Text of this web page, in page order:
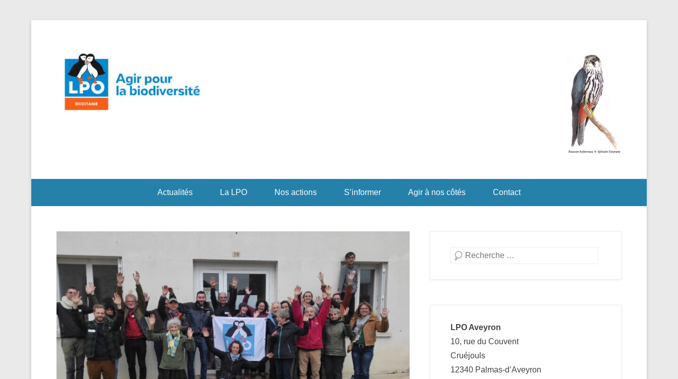
Actualités La LPO Nos actions S’informer Agir à nos côtés Contact
Recherche
LPO Aveyron
10, rue du Couvent
Cruéjouls
12340 Palmas-d’Aveyron